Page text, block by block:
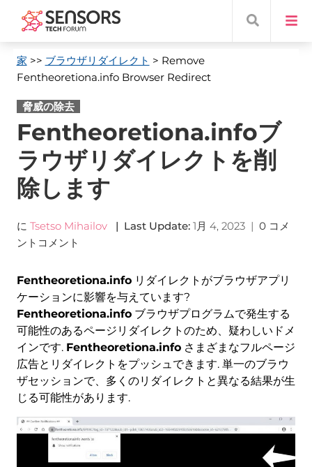
家 >> ブラウザリダイレクト > Remove
Fentheoretiona.info Browser Redirect
脅威の除去
Fentheoretiona.infoブ
ラウザリダイレクトを削
除します
に Tsetso Mihailov | Last Update: 1月 4, 2023| 0 コメ
ントコメント
Fentheoretiona.infoリダイレクトがブラウザアプリ
ケーションに影響を与えています?
Fentheoretiona.infoブラウザプログラムで発生する
可能性のあるページリダイレクトのため、疑わしいドメ
インです. Fentheoretiona.infoさまざまなフルページ
広告とリダイレクトをプッシュできます. 単一のブラウ
ザセッションで、多くのリダイレクトと異なる結果が生
じる可能性があります.